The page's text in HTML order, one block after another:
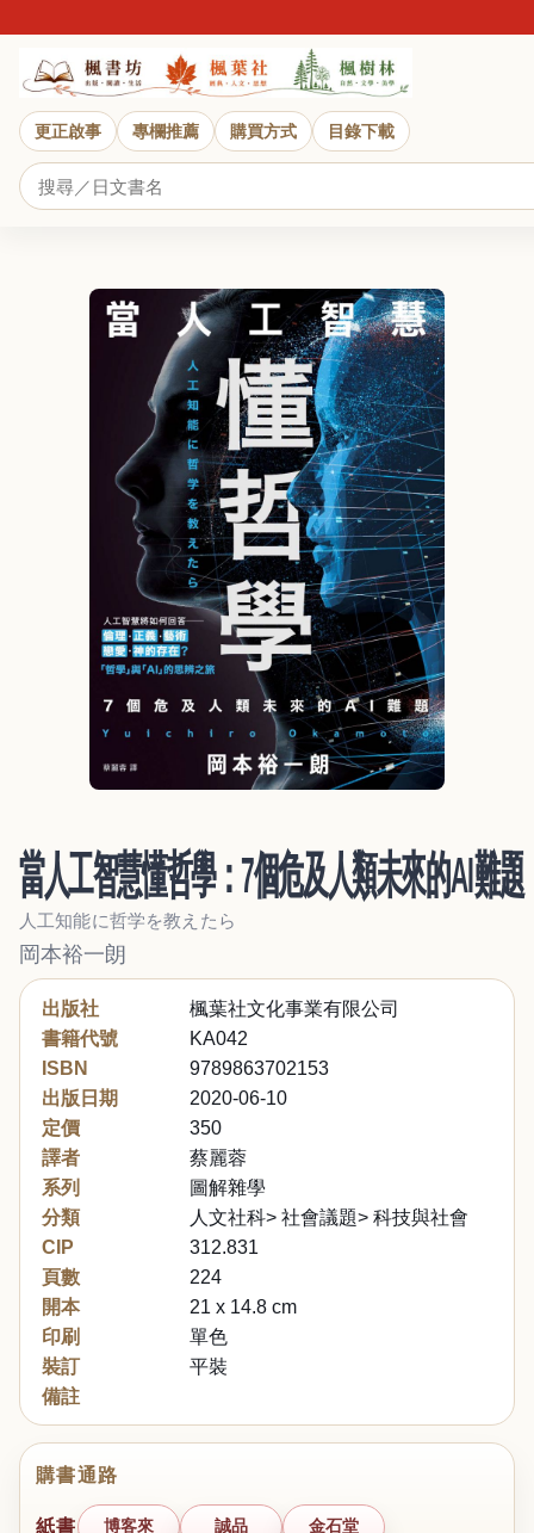
更正啟事 專欄推薦 購買方式 目錄下載
當人工智慧懂哲學：7個危及人類未來的AI難題
人工知能に哲学を教えたら
岡本裕一朗
出版社
楓葉社文化事業有限公司
書籍代號
KA042
ISBN
9789863702153
出版日期
2020-06-10
定價
350
譯者
蔡麗蓉
系列
圖解雜學
分類
人文社科> 社會議題> 科技與社會
CIP
312.831
頁數
224
開本
21 x 14.8 cm
印刷
單色
裝訂
平裝
備註
購書通路
紙書 博客來 誠品 金石堂